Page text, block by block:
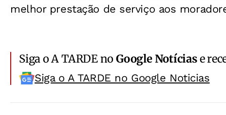
melhor prestação de serviço aos
Siga o A TARDE noGoogle Notíciase
Siga o A TARDE no Google Noticias